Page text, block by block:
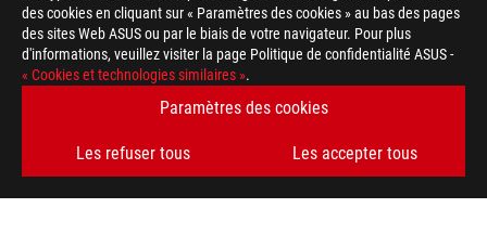
des cookies en cliquant sur « Paramètres des cookies » au bas des pages
des sites Web ASUS ou par le biais de votre navigateur. Pour plus
d'informations, veuillez visiter la page Politique de confidentialité ASUS -
« Cookies et technologies similaires ».
Paramètres des cookies
Les refuser tous Les accepter tous
OBTENEZ LES DERNIÈRES OFFRES ET PLUS ENCORE